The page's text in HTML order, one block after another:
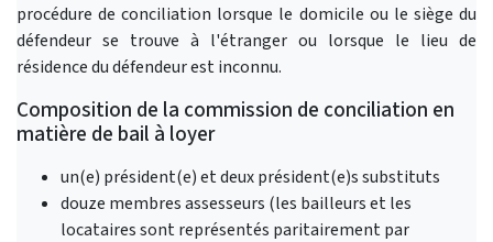
procédure de conciliation lorsque le domicile ou le siège du
défendeur se trouve à l'étranger ou lorsque le lieu de
résidence du défendeur est inconnu.
Composition de la commission de conciliation en
matière de bail à loyer
un(e) président(e) et deux président(e)s substituts
douze membres assesseurs (les bailleurs et les
locataires sont représentés paritairement par